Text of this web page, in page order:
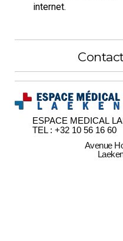
internet.
ESPACE MEDICAL
TEL : +32 10 56 16 60
Avenue